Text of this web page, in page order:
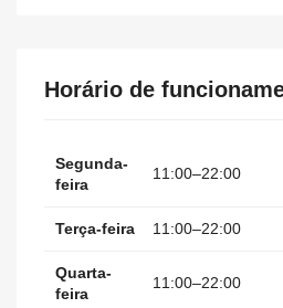
Horário de
Segunda-
feira
11:00–22:00
Terça-feira 11:00–22:00
Quarta-
feira
11:00–22:00